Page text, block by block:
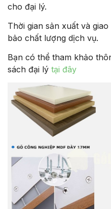
cho đại lý.
Thời gian sản xuất và
bảo chất lượng dịch vụ.
Bạn có thể tham khảo
sách đại lý tại đây